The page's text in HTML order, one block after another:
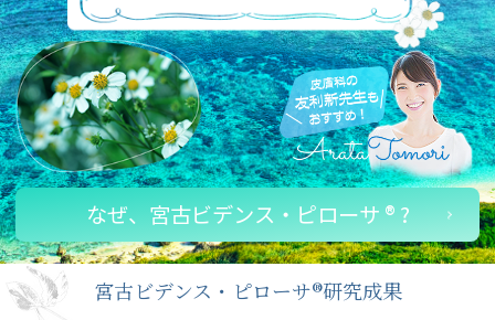
なぜ、宮古ビデンス・ピローサ ® ?
宮古ビデンス・ピローサ®研究成果